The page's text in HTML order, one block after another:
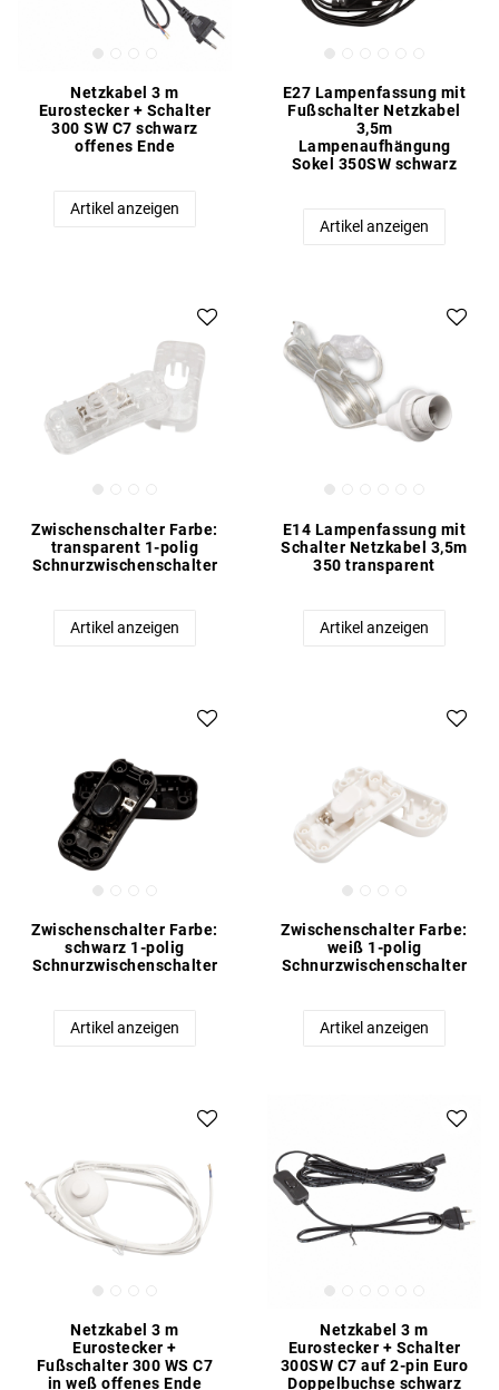
Netzkabel 3 m
Eurostecker + Schalter
300 SW C7 schwarz
offenes Ende
Artikel anzeigen
E27 Lampenfassung mit
Fußschalter Netzkabel
3,5m
Lampenaufhängung
Sokel 350SW schwarz
Artikel anzeigen
Zwischenschalter Farbe:
transparent 1-polig
Schnurzwischenschalter
Artikel anzeigen
E14 Lampenfassung mit
Schalter Netzkabel 3,5m
350 transparent
Artikel anzeigen
Zwischenschalter Farbe:
schwarz 1-polig
Schnurzwischenschalter
Artikel anzeigen
Zwischenschalter Farbe:
weiß 1-polig
Schnurzwischenschalter
Artikel anzeigen
Netzkabel 3 m
Eurostecker +
Fußschalter 300 WS C7
in weß offenes Ende
Netzkabel 3 m
Eurostecker + Schalter
300SW C7 auf 2-pin Euro
Doppelbuchse schwarz